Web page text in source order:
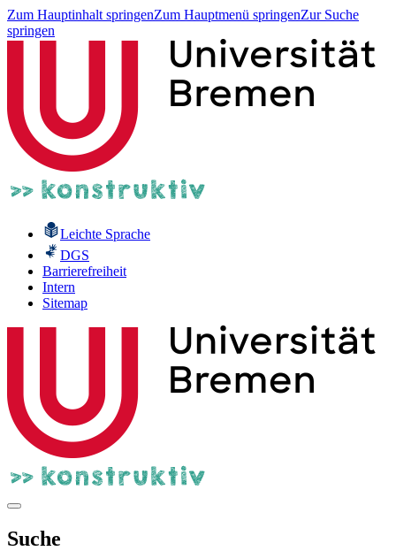
Zum Hauptinhalt springenZum Hauptmenü springenZur Suche
springen
Leichte Sprache
DGS
Barrierefreiheit
Intern
Sitemap
Suche